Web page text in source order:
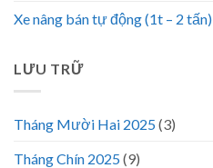
Xe nâng bán tự động (1t – 2 tấn)
LƯU TRỮ
Tháng Mười Hai 2025(3)
Tháng Chín 2025(9)